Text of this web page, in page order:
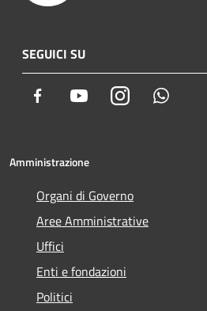
SEGUICI SU
Facebook YoutubeInstagram
Amministrazione
Organi di Governo
Aree Amministrative
Uffici
Enti e fondazioni
Politici